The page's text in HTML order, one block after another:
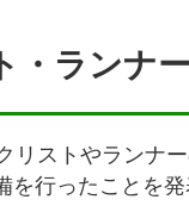
・ランナ
リストやランナ
行ったことを発